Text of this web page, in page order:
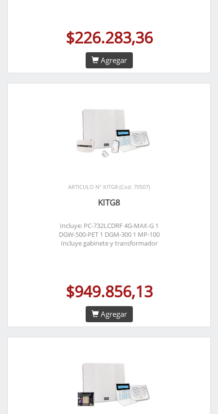
$226.283,36
Agregar
ARTICULO N° KITG8 (Cod. 70507)
KITG8
Incluye: PC-732LCDRF 4G-MAX-G 1
DGW-500-PET 1 DGM-300 1 MP-100
Incluye gabinete y transformador
$949.856,13
Agregar